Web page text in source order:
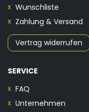
Wunschliste
Zahlung & Versand
Vertrag widerrufen
SERVICE
FAQ
Unternehmen